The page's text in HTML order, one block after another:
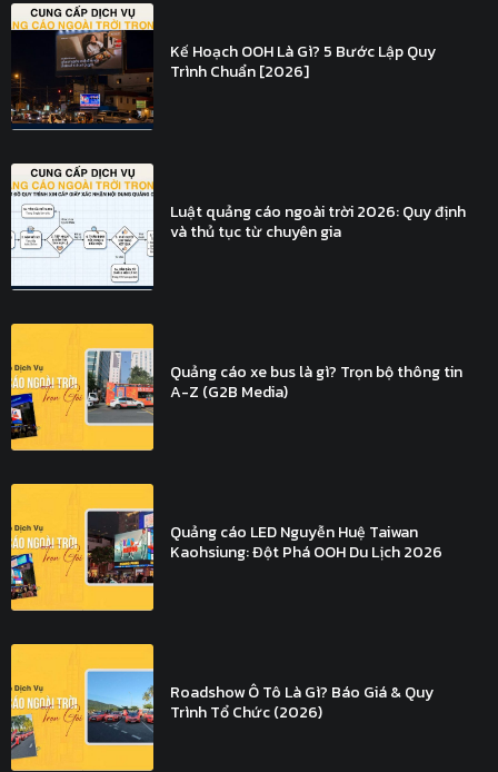
Kế Hoạch OOH Là Gì? 5 Bước Lập Quy
Trình Chuẩn [2026]
Luật quảng cáo ngoài trời 2026: Quy định
và thủ tục từ chuyên gia
Quảng cáo xe bus là gì? Trọn bộ thông tin
A-Z (G2B Media)
Quảng cáo LED Nguyễn Huệ Taiwan
Kaohsiung: Đột Phá OOH Du Lịch 2026
Roadshow Ô Tô Là Gì? Báo Giá & Quy
Trình Tổ Chức (2026)